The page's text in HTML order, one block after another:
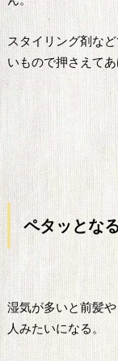
スタイリング剤な
いもので押さえてあ
ペタッとな
湿気が多いと前髪
人みたいになる。